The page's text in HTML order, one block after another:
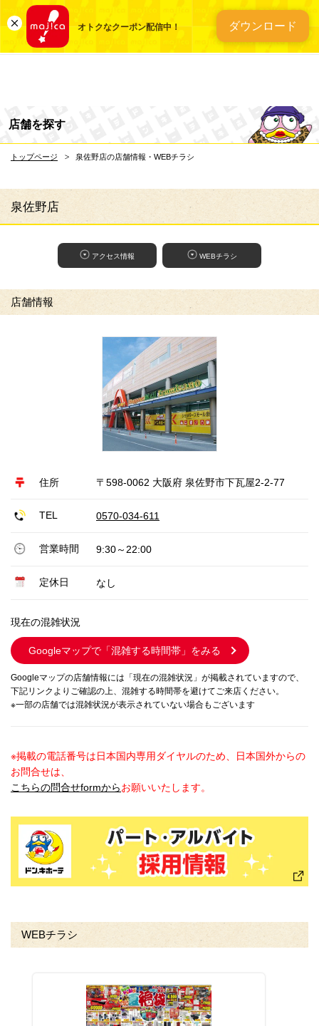
オトクなクーポン配信中！ ダウンロード
総合ディスカウント
店舗を探す
トップページ 泉佐野店の店舗情報・WEBチラシ
泉佐野店
アクセス情報 WEBチラシ
店舗情報
住所 〒598-0062 大阪府 泉佐野市下瓦屋2-2-77
TEL 0570-034-611
営業時間 9:30～22:00
定休日 なし
現在の混雑状況
Googleマップで 「混雑する時間帯」をみる
Googleマップの店舗情報には「現在の混雑状況」が掲載されていますので、
下記リンクよりご確認の上、混雑する時間帯を避けてご来店ください。
※一部の店舗では混雑状況が表示されていない場合もございます
※掲載の電話番号は日本国内専用ダイヤルのため、日本国外からの
お問合せは、
こちらの問合せformからお願いいたします。
WEBチラシ